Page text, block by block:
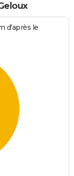
d'après le